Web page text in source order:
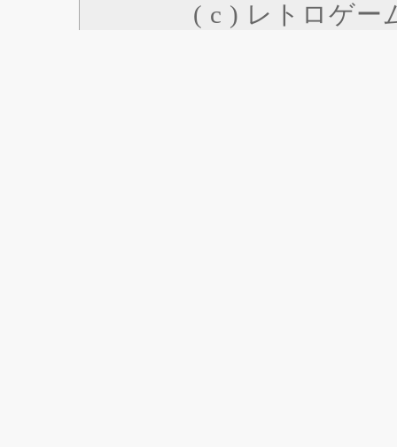
( c ) レトロゲー